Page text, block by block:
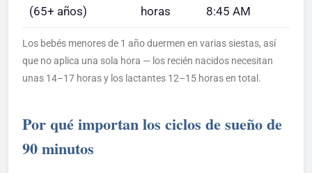
(65+ años)
horas
8:45 AM
Los bebés menores de 1 año duermen en varias siestas, así
que no aplica una sola hora — los recién nacidos necesitan
unas 14–17 horas y los lactantes 12–15 horas en total.
Por qué importan los ciclos de sueño de
90 minutos